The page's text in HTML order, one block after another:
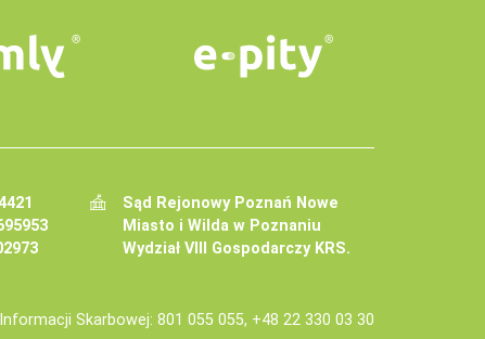
Sąd Rejonowy Poznań Nowe
Miasto i Wilda w Poznaniu
Wydział VIII Gospodarczy KRS.
Skarbowej: 801 055 055, +48 22 330 03 30